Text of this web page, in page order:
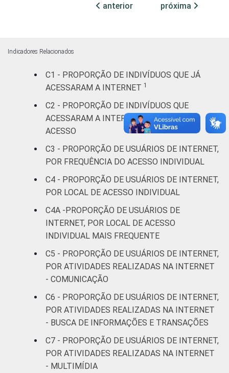
anos
De 25 a 34
anos
De 35 a 44
anos
64 44
De 45 a 59
anos
60 anos ou
mais
57
Renda
familiar
Até 1 SM
Mais de 1
SM até 2 SM
Mais de 2
64
Mais de 3
SM até 5 SM
71
anterior próxima
Indicadores Relacionados
C1 - PROPORÇÃO DE INDIVÍDUOS QUE JÁ
ACESSARAM A INTERNET 1
C2 - PROPORÇÃO DE INDIVÍDUOS QUE
ACESSARAM A INTERNET, POR ÚLTIMO
ACESSO
C3 - PROPORÇÃO DE USUÁRIOS DE INTERNET,
POR FREQUÊNCIA DO ACESSO INDIVIDUAL
C4 - PROPORÇÃO DE USUÁRIOS DE INTERNET,
POR LOCAL DE ACESSO INDIVIDUAL
C4A -PROPORÇÃO DE USUÁRIOS DE
INTERNET, POR LOCAL DE ACESSO
INDIVIDUAL MAIS FREQUENTE
C5 - PROPORÇÃO DE USUÁRIOS DE INTERNET,
POR ATIVIDADES REALIZADAS NA INTERNET
- COMUNICAÇÃO
C6 - PROPORÇÃO DE USUÁRIOS DE INTERNET,
POR ATIVIDADES REALIZADAS NA INTERNET
- BUSCA DE INFORMAÇÕES E TRANSAÇÕES
C7 - PROPORÇÃO DE USUÁRIOS DE INTERNET,
POR ATIVIDADES REALIZADAS NA INTERNET
- MULTIMÍDIA